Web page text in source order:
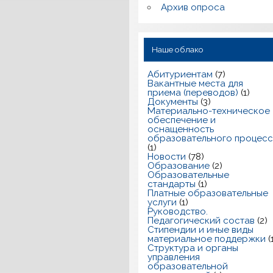
Архив опроса
Наше облако
Абитуриентам (7)
Вакантные места для
приема (переводов) (1)
Документы (3)
Материально-техническое
обеспечение и
оснащенность
образовательного
(1)
Новости (78)
Образование (2)
Образовательные
стандарты (1)
Платные образовательные
услуги (1)
Руководство.
Педагогический состав (2)
Стипендии и иные виды
материальное поддержки
Структура и органы
управления
образовательной